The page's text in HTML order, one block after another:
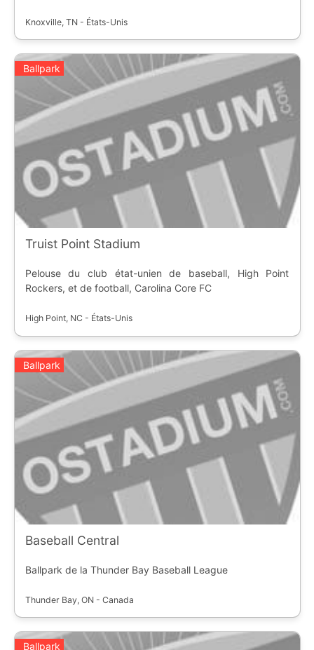
Knoxville, TN - États-Unis
Ballpark
Truist Point Stadium
Pelouse du club état-unien de baseball, High Point
Rockers, et de football, Carolina Core FC
High Point, NC - États-Unis
Ballpark
Baseball Central
Ballpark de la Thunder Bay Baseball League
Thunder Bay, ON - Canada
Ballpark